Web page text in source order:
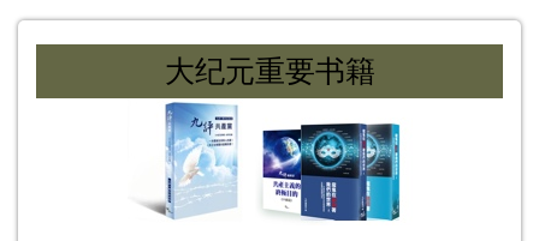
大纪元重要书籍